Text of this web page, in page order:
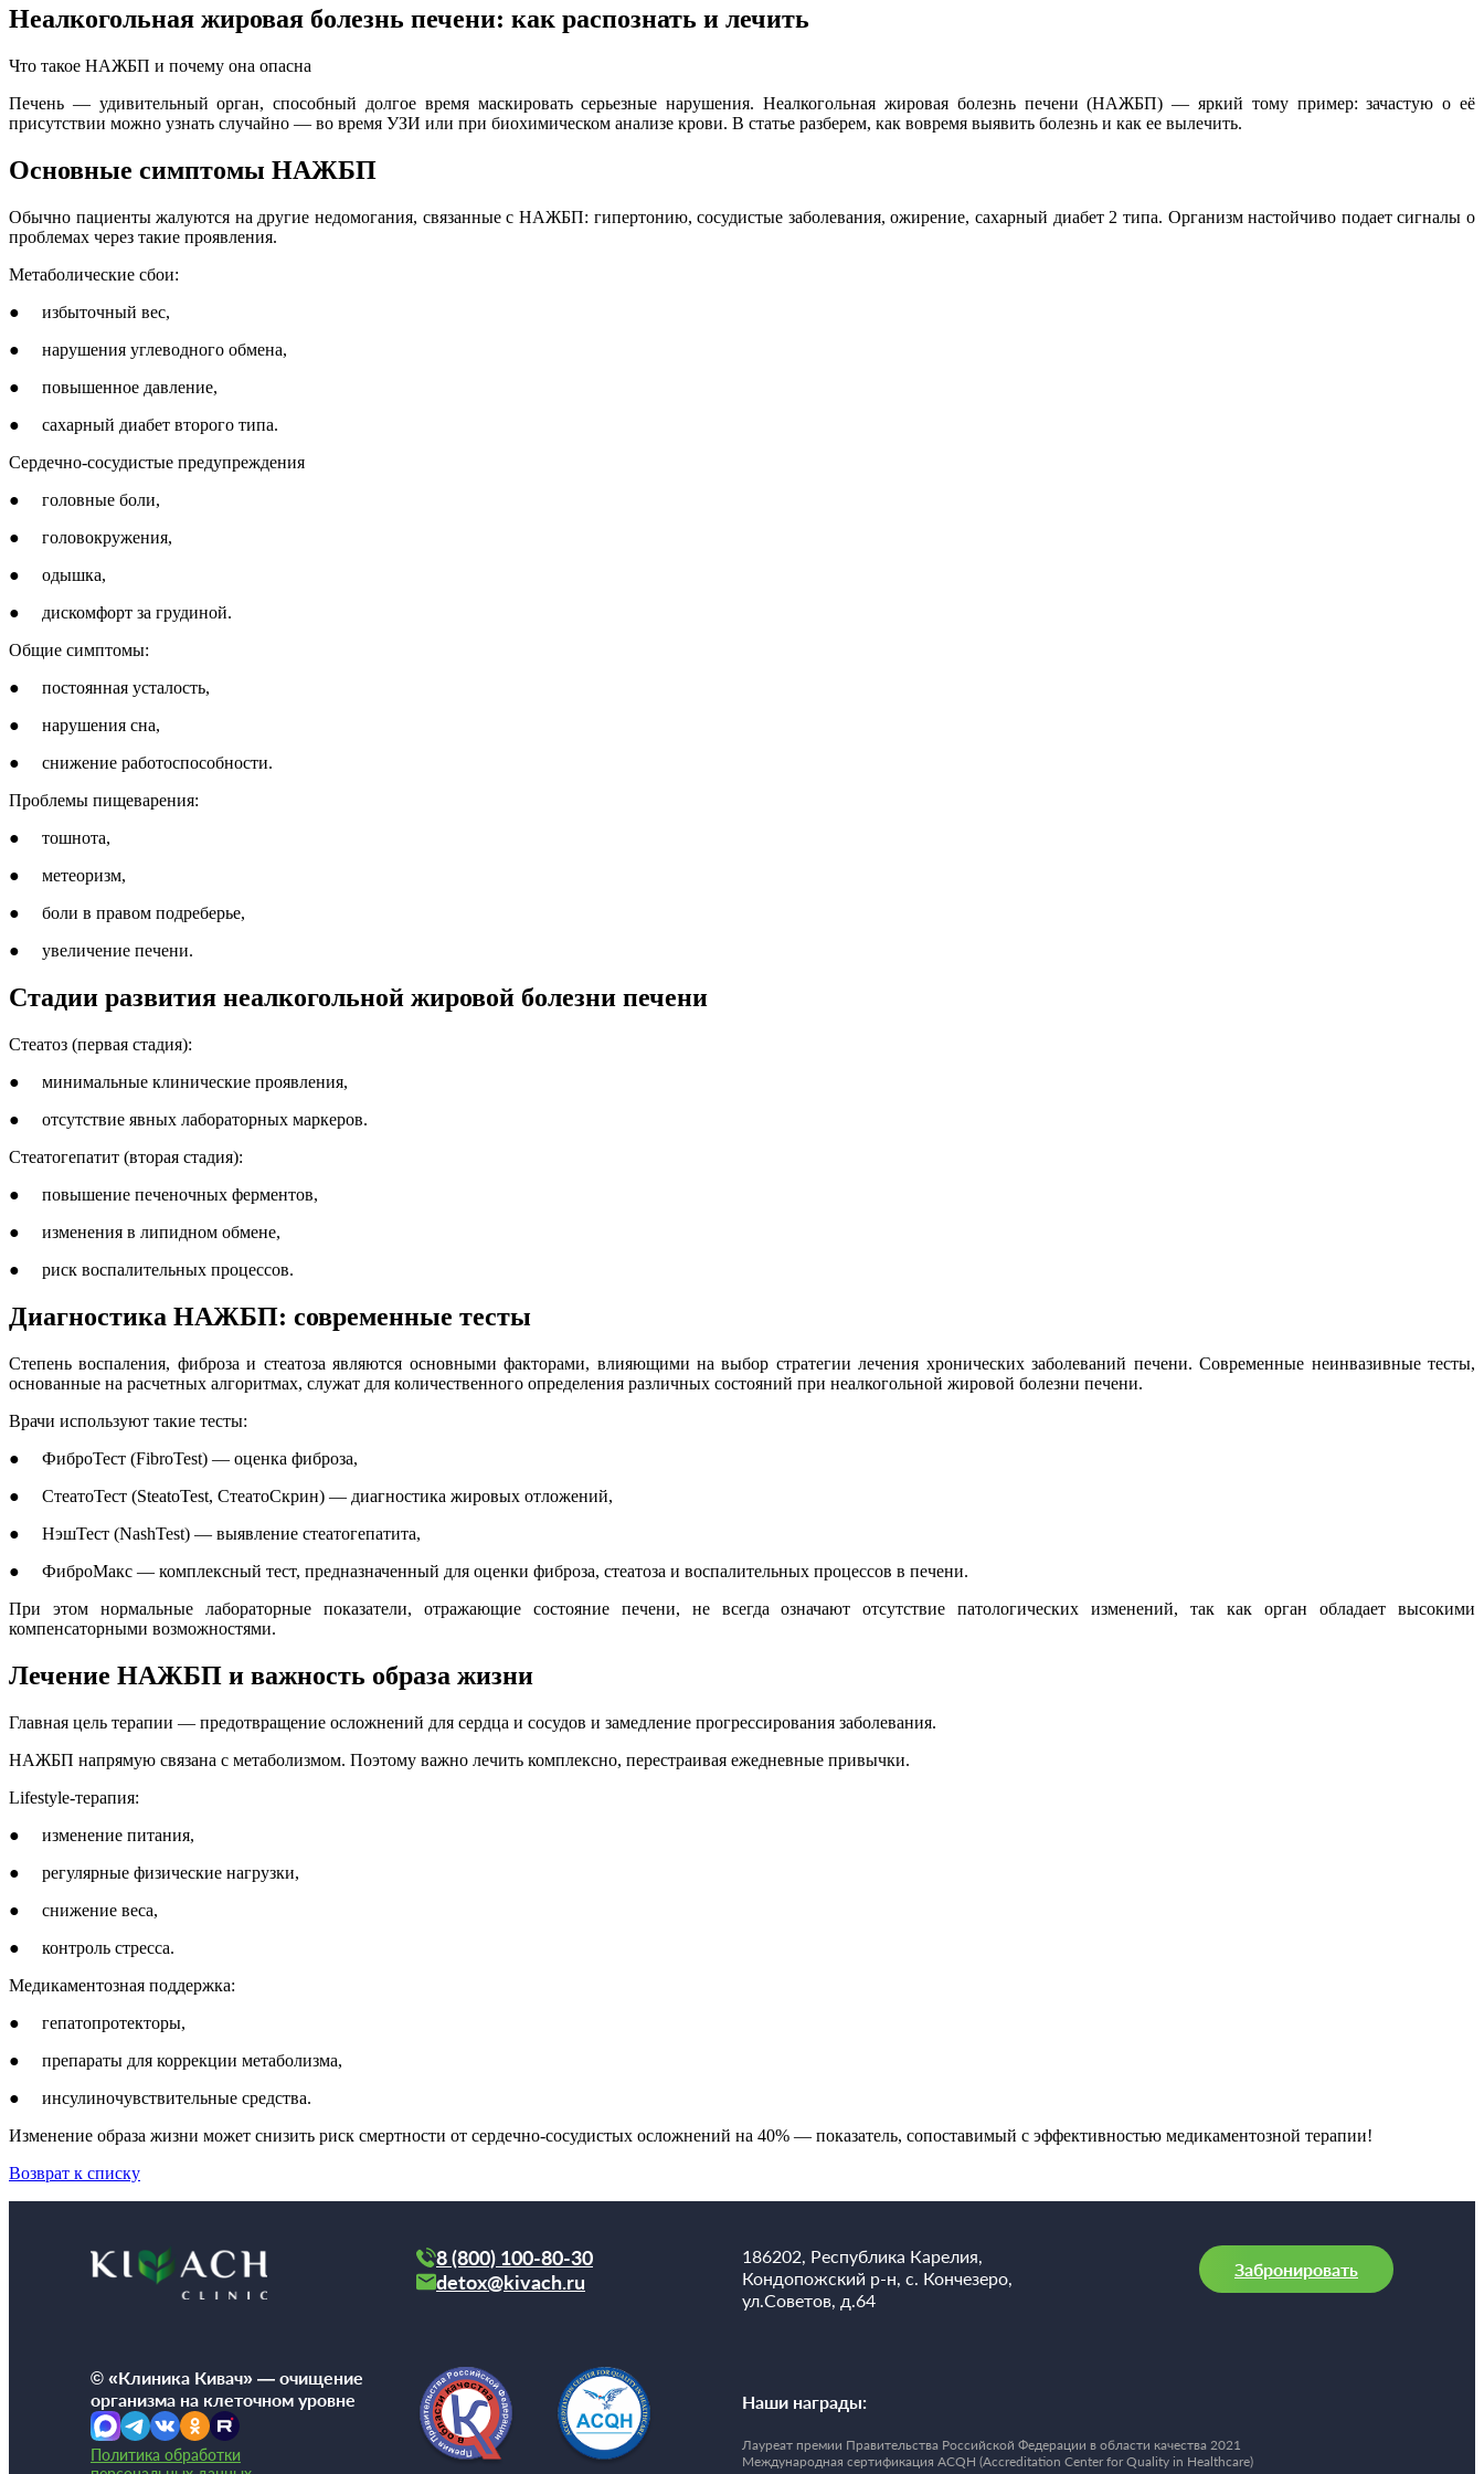
Неалкогольная жировая болезнь печени: как распознать и лечить
Что такое НАЖБП и почему она опасна
Печень — удивительный орган, способный долгое время маскировать серьезные нарушения. Неалкогольная жировая болезнь печени (НАЖБП) — яркий тому пример: зачастую о её
присутствии можно узнать случайно — во время УЗИ или при биохимическом анализе крови. В статье разберем, как вовремя выявить болезнь и как ее вылечить.
Основные симптомы НАЖБП
Обычно пациенты жалуются на другие недомогания, связанные с НАЖБП: гипертонию, сосудистые заболевания, ожирение, сахарный диабет 2 типа. Организм настойчиво подает сигналы о
проблемах через такие проявления.
Метаболические сбои:
● избыточный вес,
● нарушения углеводного обмена,
● повышенное давление,
● сахарный диабет второго типа.
Сердечно-сосудистые предупреждения
● головные боли,
● головокружения,
● одышка,
● дискомфорт за грудиной.
Общие симптомы:
● постоянная усталость,
● нарушения сна,
● снижение работоспособности.
Проблемы пищеварения:
● тошнота,
● метеоризм,
● боли в правом подреберье,
● увеличение печени.
Стадии развития неалкогольной жировой болезни печени
Стеатоз (первая стадия):
● минимальные клинические проявления,
● отсутствие явных лабораторных маркеров.
Стеатогепатит (вторая стадия):
● повышение печеночных ферментов,
● изменения в липидном обмене,
● риск воспалительных процессов.
Диагностика НАЖБП: современные тесты
Степень воспаления, фиброза и стеатоза являются основными факторами, влияющими на выбор стратегии лечения хронических заболеваний печени. Современные неинвазивные тесты,
основанные на расчетных алгоритмах, служат для количественного определения различных состояний при неалкогольной жировой болезни печени.
Врачи используют такие тесты:
● ФиброТест (FibroTest) — оценка фиброза,
● СтеатоТест (SteatoTest, СтеатоСкрин) — диагностика жировых отложений,
● НэшТест (NashTest) — выявление стеатогепатита,
● ФиброМакс — комплексный тест, предназначенный для оценки фиброза, стеатоза и воспалительных процессов в печени.
При этом нормальные лабораторные показатели, отражающие состояние печени, не всегда означают отсутствие патологических изменений, так как орган обладает высокими
компенсаторными возможностями.
Лечение НАЖБП и важность образа жизни
Главная цель терапии — предотвращение осложнений для сердца и сосудов и замедление прогрессирования заболевания.
НАЖБП напрямую связана с метаболизмом. Поэтому важно лечить комплексно, перестраивая ежедневные привычки.
Lifestyle-терапия:
● изменение питания,
● регулярные физические нагрузки,
● снижение веса,
● контроль стресса.
Медикаментозная поддержка:
● гепатопротекторы,
● препараты для коррекции метаболизма,
● инсулиночувствительные средства.
Изменение образа жизни может снизить риск смертности от сердечно-сосудистых осложнений на 40% — показатель, сопоставимый с эффективностью медикаментозной терапии!
Возврат к списку
8 (800) 100-80-30
detox@kivach.ru
186202, Республика Карелия,
Кондопожский р-н, с. Кончезеро,
ул.Советов, д.64
Забронировать
© «Клиника Кивач» — очищение
организма на клеточном уровне
Политика обработки
Наши награды:
Лауреат премии Правительства Российской Федерации в области качества 2021
Международная сертификация ACQH (Accreditation Center for Quality in Healthcare)